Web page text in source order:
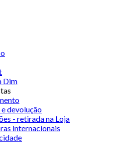
Dim
devolução
- retirada na Loja
internacionais